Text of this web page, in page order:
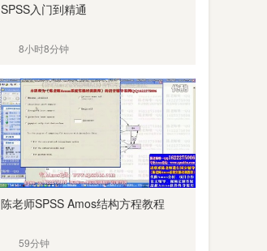
SPSS入门到精通
8小时8分钟
陈老师SPSS Amos结构方程教程
59分钟